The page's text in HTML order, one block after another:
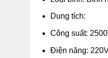
Dung tích:
Công suất:
Điện năng: